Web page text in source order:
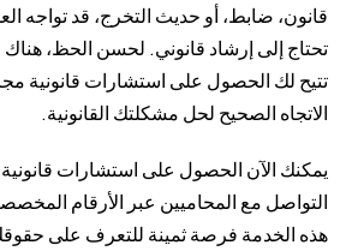
قانون، ضابط، أو حديث التخرج، قد تواجه
تحتاج إلى إرشاد قانوني. لحسن الحظ، هناك
تتيح لك الحصول على استشارات قانونية
الاتجاه الصحيح لحل مشكلتك القانونية.
يمكنك الآن الحصول على استشارات قانونية
التواصل مع المحاميين عبر الأرقام
هذه الخدمة فرصة ثمينة للتعرف على حقوقك